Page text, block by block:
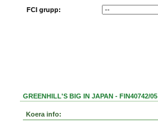
FCI grupp:
GREENHILL'S BIG IN JAPAN - FIN40742/05
Koera info: